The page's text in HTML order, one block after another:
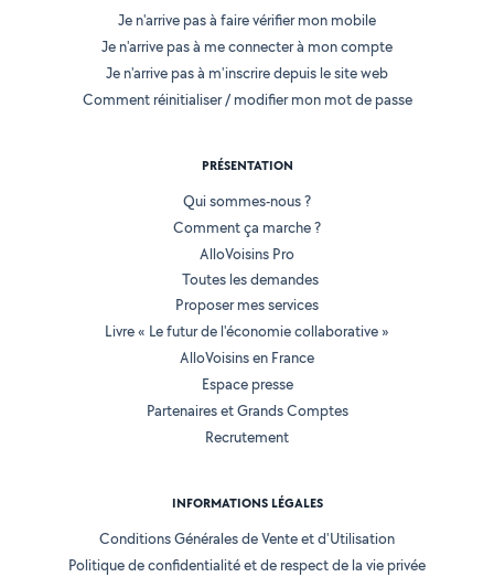
Je n'arrive pas à faire vérifier mon mobile
Je n'arrive pas à me connecter à mon compte
Je n'arrive pas à m'inscrire depuis le site web
Comment réinitialiser / modifier mon mot de passe
PRÉSENTATION
Qui sommes-nous ?
Comment ça marche ?
AlloVoisins Pro
Toutes les demandes
Proposer mes services
Livre « Le futur de l'économie collaborative »
AlloVoisins en France
Espace presse
Partenaires et Grands Comptes
Recrutement
INFORMATIONS LÉGALES
Conditions Générales de Vente et d'Utilisation
Politique de confidentialité et de respect de la vie privée